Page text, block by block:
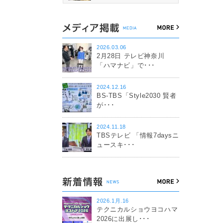
2026.03.06
2月28日 テレビ神奈川
「ハマナビ」で･･･
2024.12.16
BS-TBS「Style2030 賢者
が･･･
2024.11.18
TBSテレビ 「情報7daysニ
ュースキ･･･
2026.1月.16
テクニカルショウヨコハマ
2026に出展し･･･